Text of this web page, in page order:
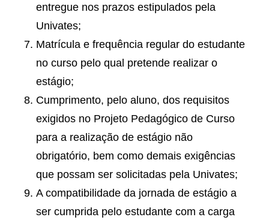
entregue nos prazos estipulados pela
Univates;
Matrícula e frequência regular do estudante
no curso pelo qual pretende realizar o
estágio;
Cumprimento, pelo aluno, dos requisitos
exigidos no Projeto Pedagógico de Curso
para a realização de estágio não
obrigatório, bem como demais exigências
que possam ser solicitadas pela Univates;
A compatibilidade da jornada de estágio a
ser cumprida pelo estudante com a carga